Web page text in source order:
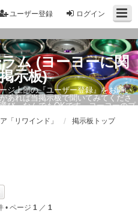
ログイン
ユーザー登録
ム (ヨーヨーに関
示板)
ジ上部の『ユーザー登録』をお願い
あれば当掲示板で聞いてみてくださ
び、なんでもOKです。ヨーヨーのプ
「リワインド」 掲示板トップ
• ページ 1 ／ 1